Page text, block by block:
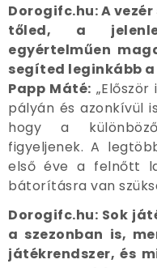
Dorogifc.hu: A
tőled, a
egyértelműen
segíted leginkább
Papp Máté:
pályán és azonkívül
hogy a
figyeljenek. A
első éve a felnőtt
bátorításra van
Dorogifc.hu: Sok
a szezonban is,
játékrendszer, és